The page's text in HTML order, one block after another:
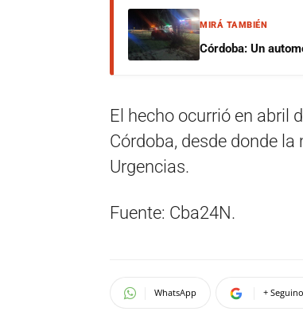
MIRÁ TAMBIÉN
Córdoba: Un
El hecho ocurrió en abril
Córdoba, desde donde
Urgencias.
Fuente: Cba24N.
WhatsApp +